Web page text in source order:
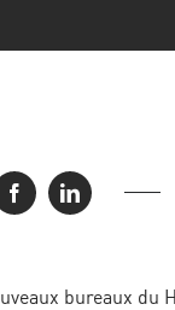
bureaux du